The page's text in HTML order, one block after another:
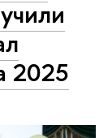
2025